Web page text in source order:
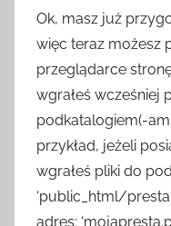
Ok, masz już
więc teraz możesz
przeglądarce
wgrałeś wcześniej
podkatalogiem(-
przykład, jeżeli
wgrałeś pliki do
‘public_html/
adres: